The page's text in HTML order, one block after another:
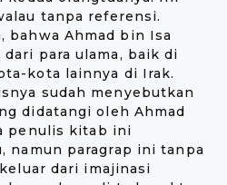
tanpa referensi.
bahwa Ahmad bin Isa
para ulama, baik di
kota lainnya di Irak.
sudah menyebutkan
didatangi oleh Ahmad
penulis kitab ini
namun paragrap ini tanpa
dari imajinasi